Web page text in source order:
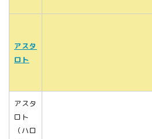
アスタ
ロト
アスタ
ロト
（ハロ